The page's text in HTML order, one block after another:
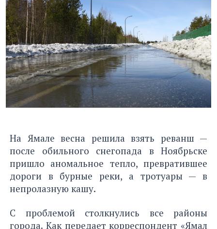
На Ямале весна решила взять реванш —
после обильного снегопада в Ноябрьске
пришло аномальное тепло, превратившее
дороги в бурные реки, а тротуары — в
непролазную кашу.
С проблемой столкнулись все районы
города. Как передает корреспондент «Ямал